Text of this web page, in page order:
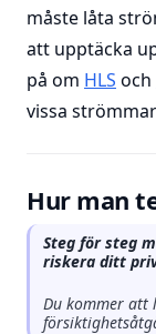
måste låta
att upptäcka
på om HLS och
vissa
Hur man
Steg för steg
riskera ditt
Du kommer att